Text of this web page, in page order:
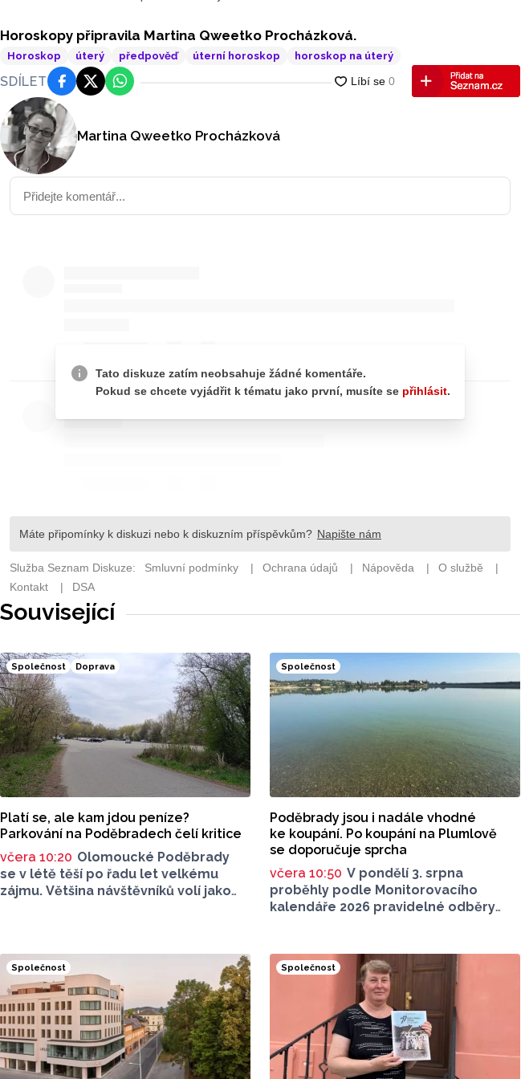
Horoskopy připravila Martina Qweetko Procházková.
Horoskop úterý předpověď úterní horoskop horoskop na úterý
SDÍLET FacebookPlatforma X
WhatsApp
Martina Qweetko Procházková
Související
Společnost Doprava
Platí se, ale kam jdou peníze?
Parkování na Poděbradech čelí kritice
včera 10:20 Olomoucké Poděbrady
se v létě těší po řadu let velkému
zájmu. Většina návštěvníků volí jako
rezonuje. Na konci června vznikla
na Facebooku stránka s názvem
Poděbrady bez závor a nelegálního
parkovného, která upozorňuje
na nevyhovujcí situaci s parkováním
u oblíbeného olomouckého letoviska.
Za iniciativou stojí zastupitel města
Společnost
Poděbrady jsou i nadále vhodné
ke koupání. Po koupání na Plumlově
se doporučuje sprcha
včera 10:50 V pondělí 3. srpna
proběhly podle Monitorovacího
kalendáře 2026 pravidelné odběry
lokalitách v Olomouckém kraji –
ve Vodní nádrži Plumlov (VN Plumlov)
a v Koupací oblasti Poděbrady (KO
Poděbrady). Monitoring byl proveden
Krajskou hygienickou stanicí
Olomouckého kraje (KHS)
ve spolupráci se Zdravotním ústavem
se sídlem v Ostravě, Centrem
Společnost Společnost